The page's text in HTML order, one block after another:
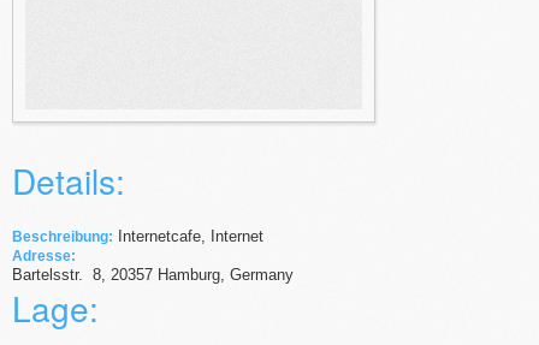
Details:
Beschreibung: Internetcafe, Internet
Adresse:
Bartelsstr. 8, 20357 Hamburg, Germany
Lage: